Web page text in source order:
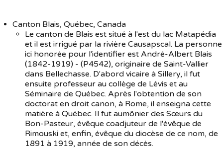
Canton Blais, Québec, Canada
Le canton de Blais est situé à l'est du lac Matapédia
et il est irrigué par la rivière Causapscal. La personne
ici honorée pour l'identifier est André-Albert Blais
(1842-1919) - (P4542), originaire de Saint-Vallier
dans Bellechasse. D'abord vicaire à Sillery, il fut
ensuite professeur au collège de Lévis et au
Séminaire de Québec. Après l'obtention de son
doctorat en droit canon, à Rome, il enseigna cette
matière à Québec. Il fut aumônier des Sœurs du
Bon-Pasteur, évêque coadjuteur de l'évêque de
Rimouski et, enfin, évêque du diocèse de ce nom, de
1891 à 1919, année de son décès.